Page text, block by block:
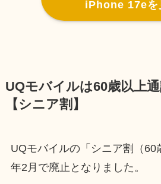
iPhone 17eを
UQモバイルは60歳以上通
【シニア割】
UQモバイルの「シニア割（60
年2月で廃止となりました。